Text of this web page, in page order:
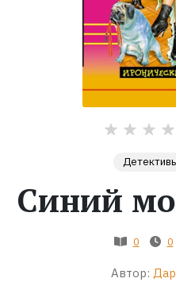
обсуждаемые
Экранизации
Синий
0 0
Автор: